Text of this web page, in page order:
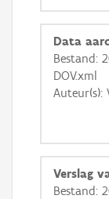
Data
Bestand:
DOV.xml
Auteur(s):
Verslag
Bestand: